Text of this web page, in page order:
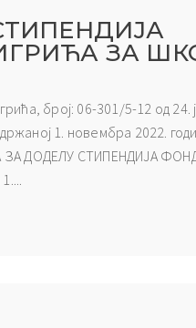
ЗА
број: 06-301/5-12 од 24.
1. новембра 2022.
ЗА ДОДЕЛУ СТИПЕНДИЈА